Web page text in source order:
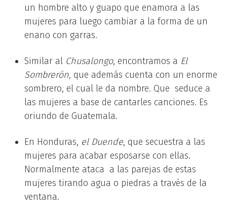
un hombre alto y guapo que enamora a las
mujeres para luego cambiar a la forma de un
enano con garras.
Similar al Chusalongo, encontramos a El
Sombrerón, que además cuenta con un enorme
sombrero, el cual le da nombre. Que seduce a
las mujeres a base de cantarles canciones. Es
oriundo de Guatemala.
En Honduras, el Duende, que secuestra a las
mujeres para acabar esposarse con ellas.
Normalmente ataca a las parejas de estas
mujeres tirando agua o piedras a través de la
ventana.